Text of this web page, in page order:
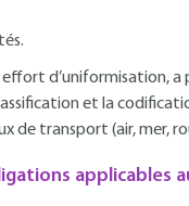
d’uniformisation,
et la
de transport (air, mer,
applicables